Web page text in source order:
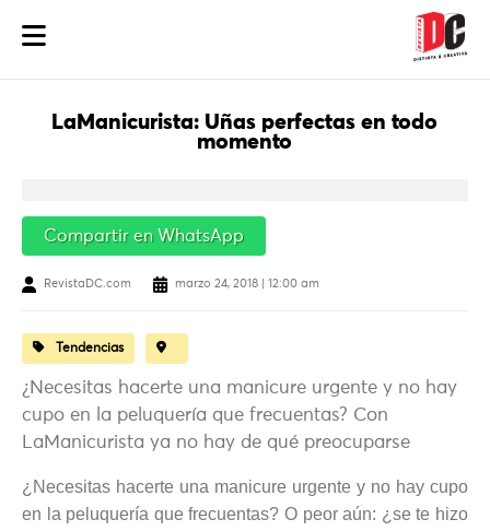
LaManicurista: Uñas perfectas en todo
momento
Compartir en WhatsApp
RevistaDC.com marzo 24, 2018 | 12:00 am
Tendencias
¿Necesitas hacerte una manicure urgente y no hay
cupo en la peluquería que frecuentas? Con
LaManicurista ya no hay de qué preocuparse
¿Necesitas hacerte una manicure urgente y no hay cupo
en la peluquería que frecuentas? O peor aún: ¿se te hizo